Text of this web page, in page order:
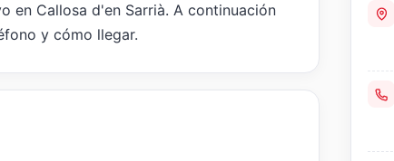
en Callosa d'en Sarrià. A continuación
y cómo llegar.